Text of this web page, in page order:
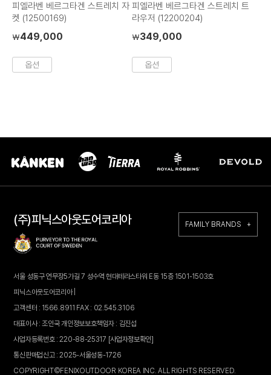
피엘라벤 베르그타겐 스트레치 자
켓 (12500169)
₩449,000
옵션
피엘라벤 베르그타겐 스트레치 트
라우저 (12200204)
₩349,000
옵션
(주)피닉스아웃도어코리아 FAMILY BRANDS +
서울 성동구 연무장5가길 7 성수역 현대테라스타워 E동 15층 1501-1503호
피닉스아웃도어코리아 |
고객센터 : 1566.8911 FAX : 02.545.3106
대표이사 : 조인국 개인정보보호책임자 : 김진섭
사업자등록번호 : 220-88-25317 [사업자정보확인]
통신판매업신고 : 2025-서울성동-1726
COPYRIGHT©FENIXOUTDOOR KOREA INC. ALL RIGHTS RESERVED.